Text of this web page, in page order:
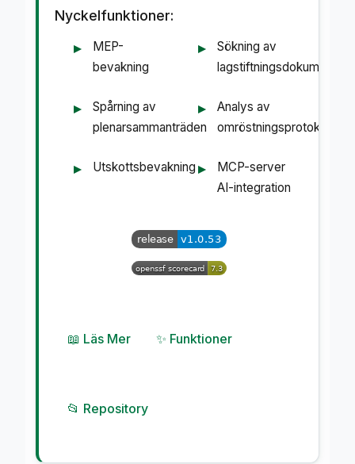
Nyckelfunktioner:
MEP-
bevakning
Spårning av
plenarsammanträden
Utskottsbevakning
Sökning av
lagstiftningsdokument
Analys av
omröstningsprotokoll
MCP-server
AI-integration
📖 Läs Mer ✨ Funktioner
📂 Repository